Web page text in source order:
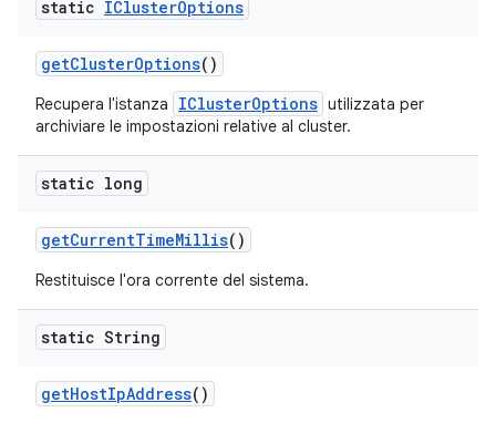
static IClusterOptions
getClusterOptions()
Recupera l'istanza IClusterOptions utilizzata per
archiviare le impostazioni relative al cluster.
static long
getCurrentTimeMillis()
Restituisce l'ora corrente del sistema.
static String
getHostIpAddress()